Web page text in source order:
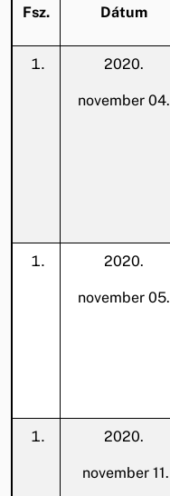
Fsz. Dátum
2020.
november 04.
2020.
november 05.
2020.
november 11.